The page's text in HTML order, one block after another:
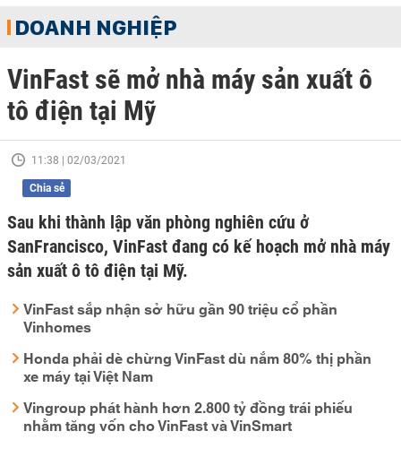
DOANH NGHIỆP
VinFast sẽ mở nhà máy sản xuất ô
tô điện tại Mỹ
11:38 | 02/03/2021
Chia sẻ
Sau khi thành lập văn phòng nghiên cứu ở
SanFrancisco, VinFast đang có kế hoạch mở nhà máy
sản xuất ô tô điện tại Mỹ.
VinFast sắp nhận sở hữu gần 90 triệu cổ phần
Vinhomes
Honda phải dè chừng VinFast dù nắm 80% thị phần
xe máy tại Việt Nam
Vingroup phát hành hơn 2.800 tỷ đồng trái phiếu
nhằm tăng vốn cho VinFast và VinSmart